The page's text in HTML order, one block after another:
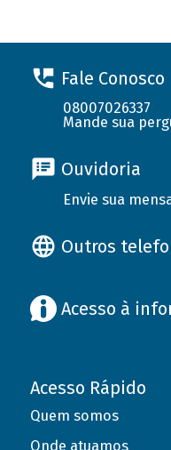
Fale Conosco
08007026337
Mande sua
Ouvidoria
Envie sua
Outros
Acesso à
Acesso Rápido
Quem somos
Onde atuamos